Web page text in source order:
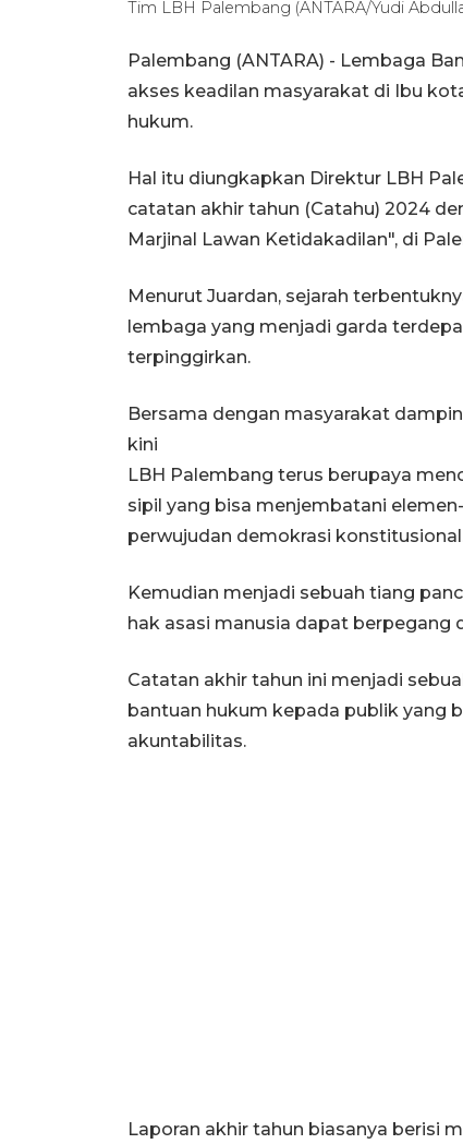
Tim LBH Palembang (ANTARA/Yudi
Palembang (ANTARA) - Lembaga
akses keadilan masyarakat di Ibu
hukum.
Hal itu diungkapkan Direktur LBH
catatan akhir tahun (Catahu) 2024
Marjinal Lawan Ketidakadilan", di
Menurut Juardan, sejarah
lembaga yang menjadi garda
terpinggirkan.
Bersama dengan masyarakat
kini
LBH Palembang terus berupaya
sipil yang bisa menjembatani
perwujudan demokrasi
Kemudian menjadi sebuah tiang
hak asasi manusia dapat berpegang
Catatan akhir tahun ini menjadi
bantuan hukum kepada publik yang
akuntabilitas.
Laporan akhir tahun biasanya berisi